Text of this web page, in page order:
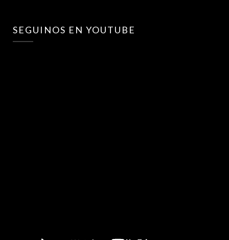
SEGUINOS EN YOUTUBE